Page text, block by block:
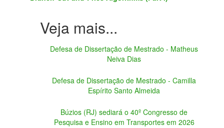
Defesa de Dissertação de Mestrado - Matheus
Neiva Dias
Defesa de Dissertação de Mestrado - Camilla
Espírito Santo Almeida
Búzios (RJ) sediará o 40º Congresso de
Pesquisa e Ensino em Transportes em 2026